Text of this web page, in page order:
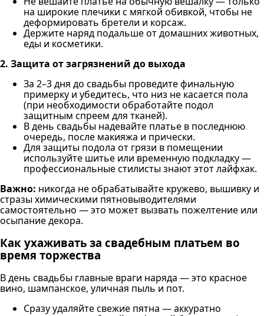
на широкие плечики с мягкой обивкой, чтобы не
деформировать бретели и корсаж.
Держите наряд подальше от домашних животных,
еды и косметики.
2. Защита от загрязнений до выхода
За 2–3 дня до свадьбы проведите финальную
примерку и убедитесь, что низ не касается пола
(при необходимости обработайте подол
защитным спреем для тканей).
В день свадьбы надевайте платье в последнюю
очередь, после макияжа и прически.
Для защиты подола от грязи в помещении
используйте шитье или временную подкладку —
профессиональные стилисты знают этот лайфхак.
Важно: никогда не обрабатывайте кружево, вышивку и
стразы химическими пятновыводителями
самостоятельно — это может вызвать пожелтение или
осыпание декора.
Как ухаживать за свадебным платьем во
время торжества
В день свадьбы главные враги наряда — это красное
вино, шампанское, уличная пыль и пот.
Сразу удаляйте свежие пятна — аккуратно